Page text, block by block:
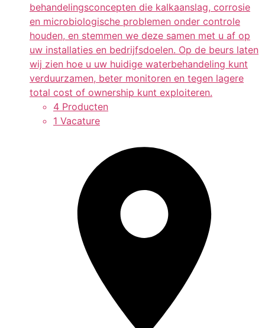
behandelingsconcepten die kalkaanslag, corrosie
en microbiologische problemen onder controle
houden, en stemmen we deze samen met u af op
uw installaties en bedrijfsdoelen. Op de beurs laten
wij zien hoe u uw huidige waterbehandeling kunt
verduurzamen, beter monitoren en tegen lagere
total cost of ownership kunt exploiteren.
4 Producten
1 Vacature